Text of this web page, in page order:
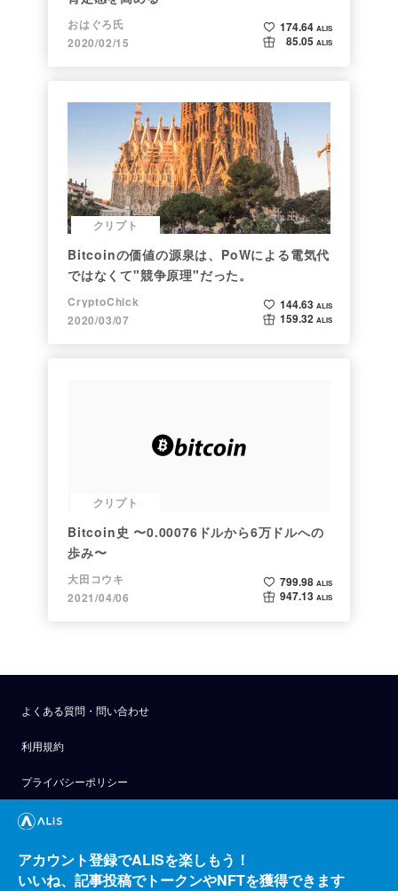
おはぐろ氏
2020/02/15
174.64 ALIS
85.05 ALIS
クリプト
Bitcoinの価値の源泉は、PoWによる電気代
ではなくて"競争原理"だった。
CryptoChick
2020/03/07
144.63 ALIS
159.32 ALIS
クリプト
Bitcoin史 〜0.00076ドルから6万ドルへの
歩み〜
大田コウキ
2021/04/06
799.98 ALIS
947.13 ALIS
よくある質問・問い合わせ
利用規約
プライバシーポリシー
公式アナウンス
技術ブログ
アカウント登録でALISを楽しもう！
いいね、記事投稿でトークンやNFTを獲得できます